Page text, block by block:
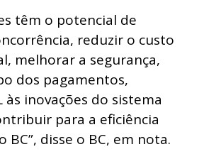
têm o potencial de
reduzir o custo
melhorar a segurança,
dos pagamentos,
às inovações do sistema
para a eficiência
BC”, disse o BC, em nota.